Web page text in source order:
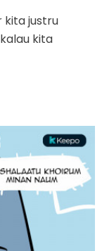
kita justru
kita